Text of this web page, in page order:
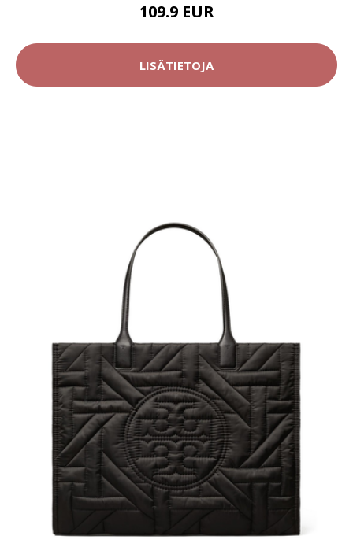
109.9 EUR
LISÄTIETOJA